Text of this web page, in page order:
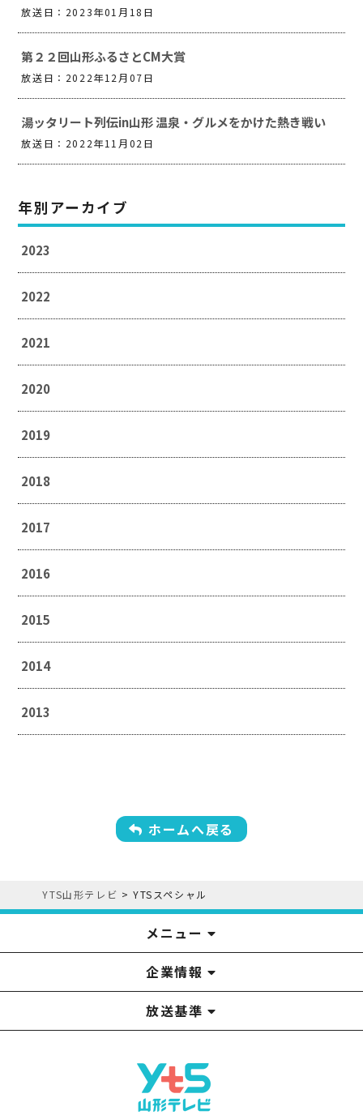
放送日：2023年01月18日
第２２回山形ふるさとCM大賞
放送日：2022年12月07日
湯ッタリート列伝in山形 温泉・グルメをかけた熱き戦い
放送日：2022年11月02日
年別アーカイブ
2023
2022
2021
2020
2019
2018
2017
2016
2015
2014
2013
ホームへ戻る
YTS山形テレビ >YTSスペシャル
メニュー
YTSニュース
番組
アナウンサー
プレゼント
イベント
みるるん星人
YTS見学ツアー
番組表
お問い合わせ
企業情報
企業情報
役員構成
YTS山形テレビ SDGs 宣言
採用情報
山形テレビ人権方針
山形テレビ国民保護業務計画提出文
個人情報基本方針
情報セキュリティ基本方針
視聴データの取扱いについて
系列局一覧
中継局一覧
放送基準